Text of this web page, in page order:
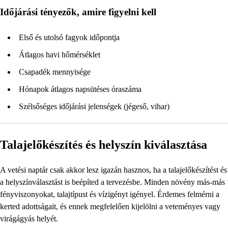
Időjárási tényezők, amire figyelni kell
Első és utolsó fagyok időpontja
Átlagos havi hőmérséklet
Csapadék mennyisége
Hónapok átlagos napsütéses óraszáma
Szélsőséges időjárási jelenségek (jégeső, vihar)
Talajelőkészítés és helyszín kiválasztása
A vetési naptár csak akkor lesz igazán hasznos, ha a talajelőkészítést és
a helyszínválasztást is beépíted a tervezésbe. Minden növény más-más
fényviszonyokat, talajtípust és vízigényt igényel. Érdemes felmérni a
kerted adottságait, és ennek megfelelően kijelölni a veteményes vagy
virágágyás helyét.